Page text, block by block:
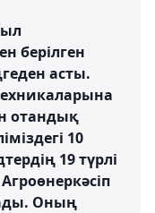
берілген
асты.
отандық
10
19 түрлі
Оның